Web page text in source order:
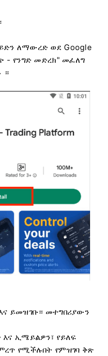
ለማውረድ ወደ Google
- የንግድ መድረክ" መፈለግ
።
ይመዝገቡ። መተግበሪያውን
ኢሜይልዎን፣ የይለፍ
የሚችሉበት የምዝገባ ቅጽ